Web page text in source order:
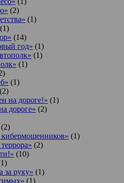
(2)
(1)
(1)
(14)
год» (1)
(1)
(1)
(1)
(2)
на дороге!» (1)
дороге» (2)
(2)
(1)
(2)
(10)
за руку» (1)
(1)